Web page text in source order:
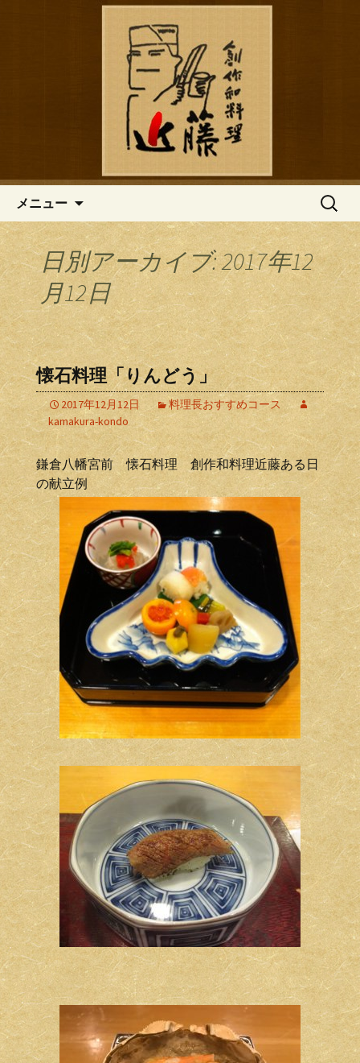
鎌倉の創作和食「近藤」のブロ
鎌倉の創作和食「近藤」のブログ
メニュー
検
日別アーカイブ: 2017年12
月12日
懐石料理「りんどう」
2017年12月12日
料理長おすすめコース
kamakura-kondo
鎌倉八幡宮前 懐石料理 創作和料理近藤ある日
の献立例